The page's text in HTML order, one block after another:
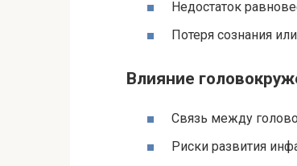
Недостаток
Потеря сознания
Влияние
Связь между
Риски развития